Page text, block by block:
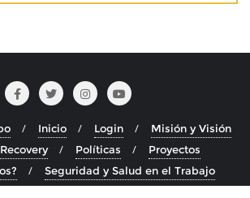
Inicio Login
Misión y Visión
Políticas
Proyectos
Seguridad y Salud en el Trabajo